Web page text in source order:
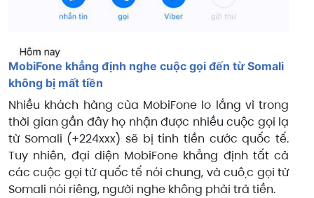
MobiFone khẳng định nghe cuộc gọi đến từ Somali
không bị mất tiền
Nhiều khách hàng của MobiFone lo lắng vì trong
thời gian gần đây họ nhận được nhiều cuộc gọi lạ
từ Somali (+224xxx) sẽ bị tính tiền cước quốc tế.
Tuy nhiên, đại diện MobiFone khẳng định tất cả
các cuộc gọi từ quốc tế nói chung, và cuộc gọi từ
Somali nói riêng, người nghe không phải trả tiền.